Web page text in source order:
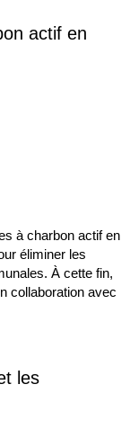
actif en
à charbon actif en
éliminer les
À cette fin,
collaboration avec
les